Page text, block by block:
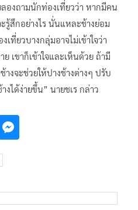
องถามนักท่องเที่ยวว่า หากมีคน
สึกอย่างไร นั่นแหละช้างย่อม
ที่ยวบางกลุ่มอาจไม่เข้าใจว่า
ย เขาก็เข้าใจและเห็นด้วย ถ้ามี
งจะช่วยให้ปางช้างต่างๆ ปรับ
ได้ง่ายขึ้น” นายชเร กล่าว